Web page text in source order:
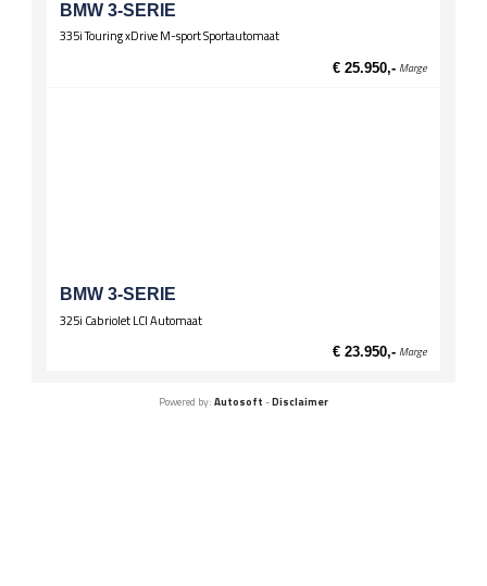
BMW 3-SERIE
335i Touring xDrive M-sport Sportautomaat
€ 25.950,- Marge
BMW 3-SERIE
325i Cabriolet LCI Automaat
€ 23.950,- Marge
Powered by: Autosoft -Disclaimer